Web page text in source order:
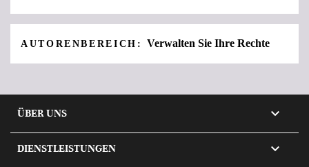
AUTORENBEREICH: Verwalten Sie Ihre Rechte
ÜBER UNS 
DIENSTLEISTUNGEN 